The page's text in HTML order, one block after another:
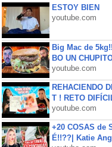
ESTOY BIEN
youtube.com
Big Mac de
BO UN
youtube.com
REHACIENDO
T ! RETO
youtube.com
+20 COSAS de
É!!??| Katie